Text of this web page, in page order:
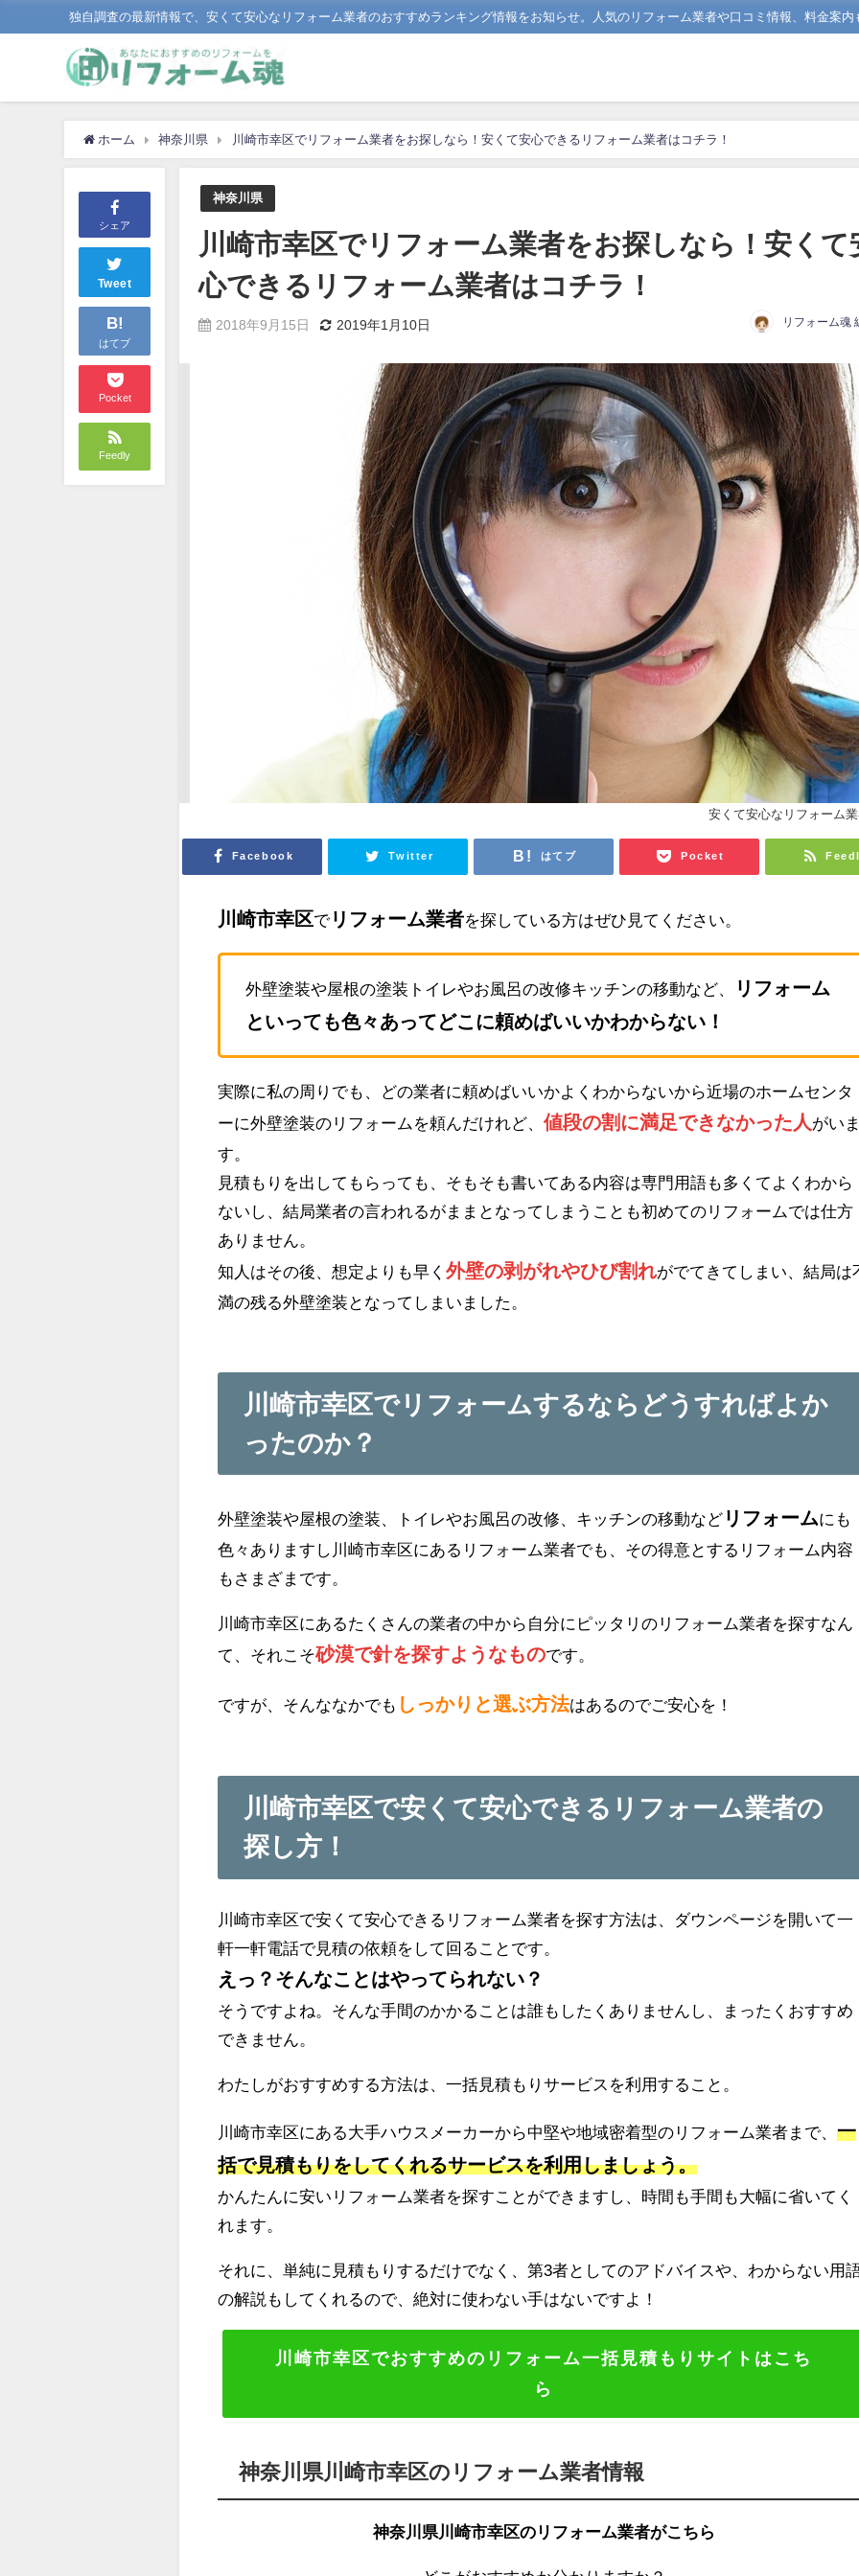
独自調査の最新情報で、安くて安心なリフォーム業者のおすすめランキング情報をお知らせ。人気のリフォーム業者や口コミ情報、料金案
ホーム 神奈川県 川崎市幸区でリフォーム業者をお探しなら！安くて安心できるリフォーム業者はコチラ！
シェア
Tweet
B!
はてブ
Pocket
Feedly
神奈川県
川崎市幸区でリフォーム業者をお探しなら！安くて
心できるリフォーム業者はコチラ！
2018年9月15日 2019年1月10日 リフォーム魂
安くて安心なリフォーム
Facebook Twitter はてブ Pocket
川崎市幸区でリフォーム業者を探している方はぜひ見てください。
外壁塗装や屋根の塗装トイレやお風呂の改修キッチンの移動など、
リフォーム
といっても色々あってどこに頼めばいいかわからない！
実際に私の周りでも、どの業者に頼めばいいかよくわからないから近場のホームセンタ
ーに外壁塗装のリフォームを頼んだけれど、値段の割に満足できなかった人 がい
す。
見積もりを出してもらっても、そもそも書いてある内容は専門用語も多くてよくわから
ないし、結局業者の言われるがままとなってしまうことも初めてのリフォームでは仕方
ありません。
知人はその後、想定よりも早く外壁の剥がれやひび割れがでてきてしまい、結局は
満の残る外壁塗装となってしまいました。
川崎市幸区でリフォームするならどうすればよか
ったのか？
外壁塗装や屋根の塗装、トイレやお風呂の改修、キッチンの移動など リフォームにも
色々ありますし川崎市幸区にあるリフォーム業者でも、その得意とするリフォーム内容
もさまざまです。
川崎市幸区にあるたくさんの業者の中から自分にピッタリのリフォーム業者を探すなん
て、それこそ砂漠で針を探すようなものです。
ですが、そんななかでも しっかりと選ぶ方法はあるのでご安心を！
川崎市幸区で安くて安心できるリフォーム業者の
探し方！
川崎市幸区で安くて安心できるリフォーム業者を探す方法は、ダウンページを開いて一
軒一軒電話で見積の依頼をして回ることです。
えっ？そんなことはやってられない？
そうですよね。そんな手間のかかることは誰もしたくありませんし、まったくおすすめ
できません。
わたしがおすすめする方法は、一括見積もりサービスを利用すること。
川崎市幸区にある大手ハウスメーカーから中堅や地域密着型のリフォーム業者まで、一
括で見積もりをしてくれるサービスを利用しましょう。
かんたんに安いリフォーム業者を探すことができますし、時間も手間も大幅に省いてく
れます。
それに、単純に見積もりするだけでなく、第3者としてのアドバイスや、わからない用
の解説もしてくれるので、絶対に使わない手はないですよ！
川崎市幸区でおすすめのリフォーム一括見積もりサイトはこち
ら
神奈川県川崎市幸区のリフォーム業者情報
神奈川県川崎市幸区のリフォーム業者がこちら